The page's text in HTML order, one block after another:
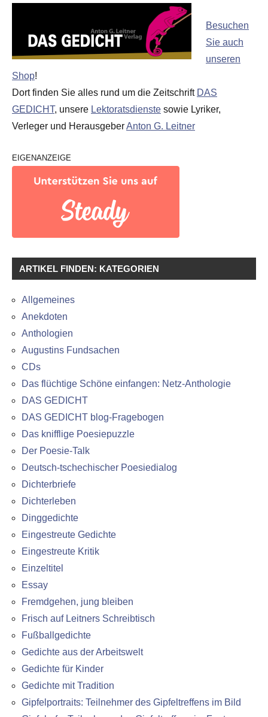
Besuchen
Sie auch
unseren
Shop!
Dort finden Sie alles rund um die Zeitschrift DAS
GEDICHT, unsere Lektoratsdienste sowie Lyriker,
Verleger und HerausgeberAnton G. Leitner
EIGENANZEIGE
ARTIKEL FINDEN: KATEGORIEN
Allgemeines
Anekdoten
Anthologien
Augustins Fundsachen
CDs
Das flüchtige Schöne einfangen: Netz-Anthologie
DAS GEDICHT
DAS GEDICHT blog-Fragebogen
Das knifflige Poesiepuzzle
Der Poesie-Talk
Deutsch-tschechischer Poesiedialog
Dichterbriefe
Dichterleben
Dinggedichte
Eingestreute Gedichte
Eingestreute Kritik
Einzeltitel
Essay
Fremdgehen, jung bleiben
Frisch auf Leitners Schreibtisch
Fußballgedichte
Gedichte aus der Arbeitswelt
Gedichte für Kinder
Gedichte mit Tradition
Gipfelportraits: Teilnehmer des Gipfeltreffens im Bild